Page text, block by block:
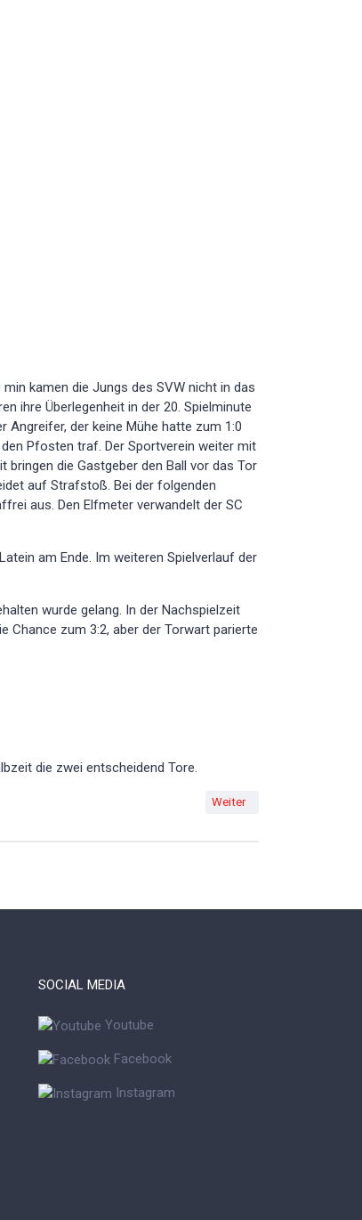
kamen die Jungs des SVW nicht in das
ihre Überlegenheit in der 20. Spielminute
Angreifer, der keine Mühe hatte zum 1:0
Pfosten traf. Der Sportverein weiter mit
die Gastgeber den Ball vor das Tor
auf Strafstoß. Bei der folgenden
aus. Den Elfmeter verwandelt der SC
am Ende. Im weiteren Spielverlauf der
wurde gelang. In der Nachspielzeit
Chance zum 3:2, aber der Torwart parierte
die zwei entscheidend Tore.
Nächster Beitrag: Heimpleite
Weiter
SOCIAL MEDIA
Youtube
Facebook
Instagram